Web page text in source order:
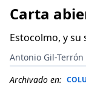
Carta
Estocolmo, y su
Antonio Gil-Terrón
Archivado en: